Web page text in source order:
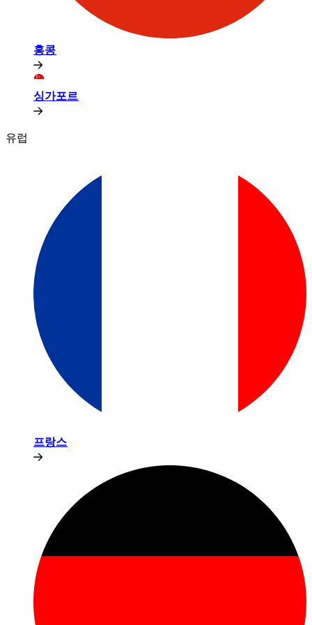
홍콩​​
싱가포르​​
유럽​​
프랑스​​